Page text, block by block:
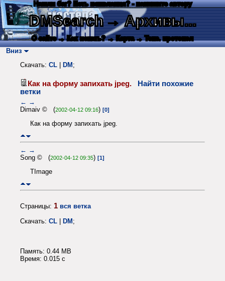
Нашли баг? Есть пожелания? - напишите автору
DMSearch→ Архивы...
О сайте → Как искать? → Карта → Текс. протокол
Вниз
Скачать: CL DM ;
Как на форму запихать jpeg.
Найти похожие
ветки
← →
Dimaiv © (2002-04-12 09:16) [0]
Как на форму запихать jpeg.
← →
Song © (2002-04-12 09:35) [1]
TImage
Страницы: 1 вся ветка
Скачать: CL DM ;
Память: 0.44 MB
Время: 0.015 c